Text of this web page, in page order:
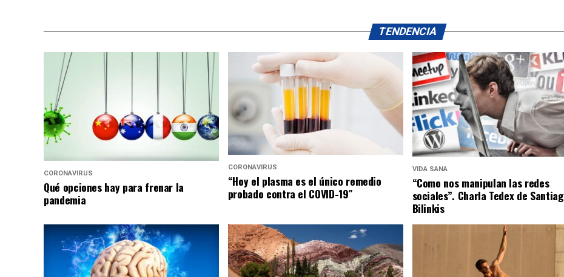
TENDENCIA
CORONAVIRUS
Qué opciones hay para frenar la
pandemia
CORONAVIRUS
“Hoy el plasma es el único remedio
probado contra el COVID-19″
VIDA SANA
“Como nos manipulan las redes
sociales”. Charla Tedex de
Bilinkis